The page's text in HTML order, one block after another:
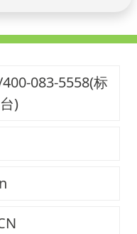
083-5558(标
)